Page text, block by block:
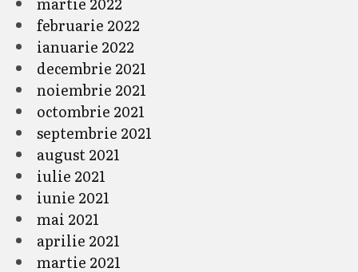
februarie 2022
ianuarie 2022
decembrie 2021
noiembrie 2021
octombrie 2021
septembrie 2021
august 2021
iulie 2021
iunie 2021
mai 2021
aprilie 2021
martie 2021